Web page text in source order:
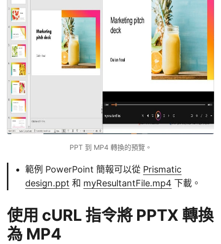
PPT 到 MP4 轉換的預覽。
範例 PowerPoint 簡報可以從 Prismatic
design.ppt 和 myResultantFile.mp4 下載。
使用 cURL 指令將 PPTX 轉換
為 MP4